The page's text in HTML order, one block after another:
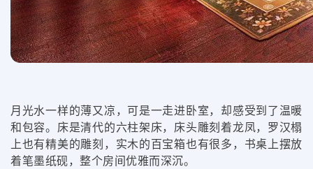
月光水一样的薄又凉，可是一走进卧室，却感受到了温暖
和包容。床是清代的六柱架床，床头雕刻着龙凤，罗汉榻
上也有精美的雕刻，实木的百宝箱也有很多，书桌上摆放
着笔墨纸砚，整个房间优雅而深沉。